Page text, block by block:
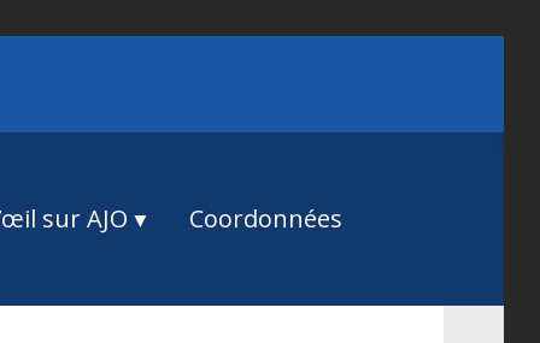
sur AJO Coordonnées